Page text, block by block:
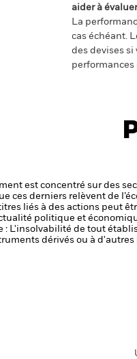
aider à
La
cas échéant.
des devises
performances
est concentré sur des
ces derniers relèvent de
liés à des actions peut
politique et
: L'insolvabilité de tout
dérivés ou à